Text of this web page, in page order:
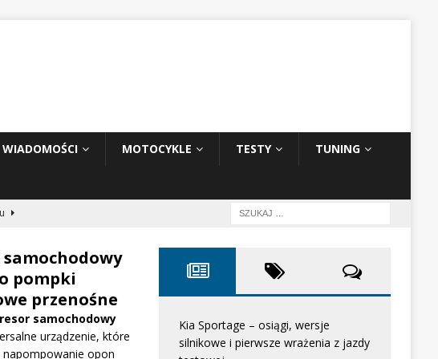
WIADOMOŚCI MOTOCYKLE TESTY TUNING
pompki
przenośne
samochodowy
urządzenie, które
napompowanie opon
Kia Sportage – osiągi, wersje
silnikowe i pierwsze wrażenia z jazdy